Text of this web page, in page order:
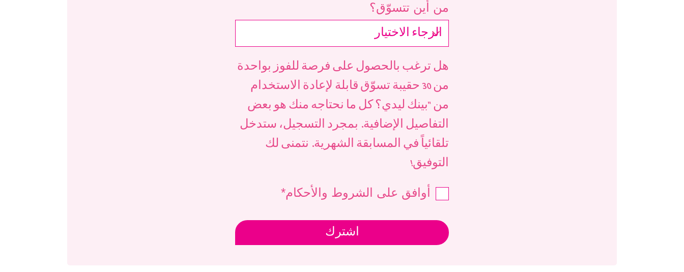
من أين تتسوّق؟
هل ترغب بالحصول على فرصة للفوز بواحدة
من 30 حقيبة تسوّق قابلة لإعادة الاستخدام
من "بينك ليدي؟ كل ما نحتاجه منك هو بعض
التفاصيل الإضافية. بمجرد التسجيل، ستدخل
تلقائياً في المسابقة الشهرية. نتمنى لك
التوفيق!
أوافق على الشروط والأحكام*
اشترك